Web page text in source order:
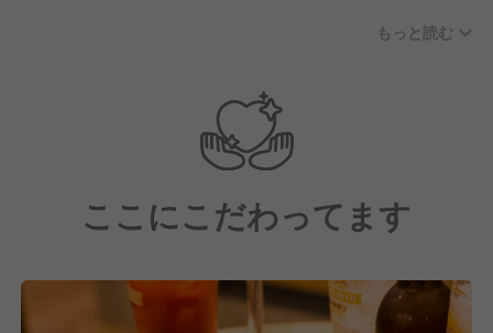
い傾向にありますが、異業種からの転職者も多数活躍
現場は社員とアルバイトで構成されており、年齢や役
職の垣根なく、みんなで仲良くやっているのが自慢の
業務中は全員が全ポジションを担当する「ポジション
レス」なので、しっかり連携を取りながら、チームで
もっと読む
ここにこだわってます